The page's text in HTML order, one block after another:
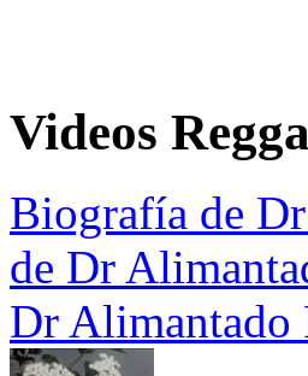
Videos
Biografía de
de Dr
Dr Alimantado